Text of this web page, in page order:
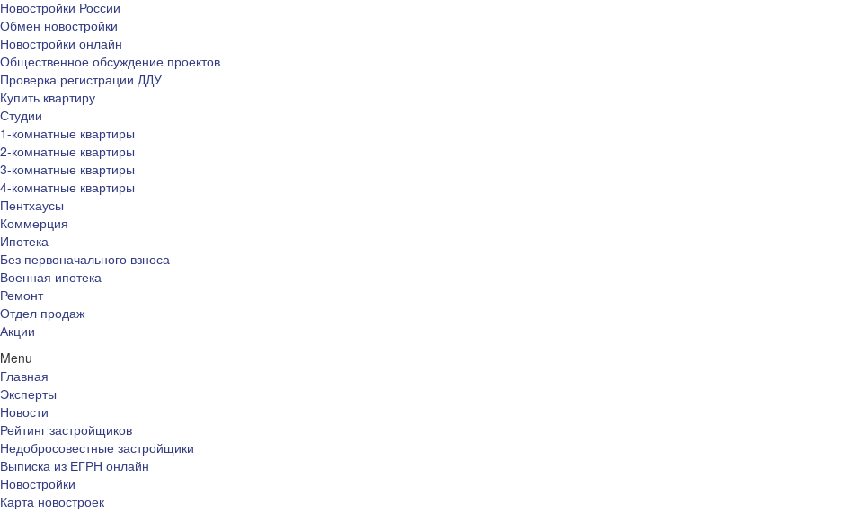
Новостройки России
Обмен новостройки
Новостройки онлайн
Общественное обсуждение проектов
Проверка регистрации ДДУ
Купить квартиру
Студии
1-комнатные квартиры
2-комнатные квартиры
3-комнатные квартиры
4-комнатные квартиры
Пентхаусы
Коммерция
Ипотека
Без первоначального взноса
Военная ипотека
Ремонт
Отдел продаж
Акции
Menu
Главная
Эксперты
Новости
Рейтинг застройщиков
Недобросовестные застройщики
Выписка из ЕГРН онлайн
Новостройки
Карта новостроек